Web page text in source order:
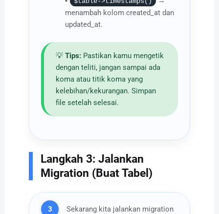
menambah kolom created_at dan
updated_at.
💡Tips: Pastikan kamu mengetik
dengan teliti, jangan sampai ada
koma atau titik koma yang
kelebihan/kekurangan. Simpan
file setelah selesai.
Langkah 3: Jalankan
Migration (Buat Tabel)
3
Sekarang kita jalankan migration